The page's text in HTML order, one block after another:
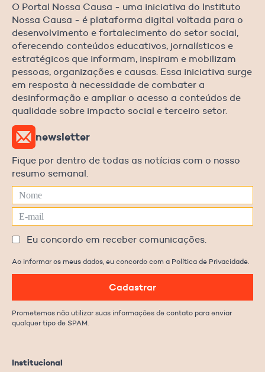
O Portal Nossa Causa - uma iniciativa do Instituto
Nossa Causa - é plataforma digital voltada para o
desenvolvimento e fortalecimento do setor social,
oferecendo conteúdos educativos, jornalísticos e
estratégicos que informam, inspiram e mobilizam
pessoas, organizações e causas. Essa iniciativa surge
em resposta à necessidade de combater a
desinformação e ampliar o acesso a conteúdos de
qualidade sobre impacto social e terceiro setor.
Institucional
newsletter
Fique por dentro de todas as notícias com o nosso
resumo semanal.
Eu concordo em receber comunicações.
Ao informar os meus dados, eu concordo com a Política de Privacidade.
Cadastrar
Prometemos não utilizar suas informações de contato para enviar
qualquer tipo de SPAM.